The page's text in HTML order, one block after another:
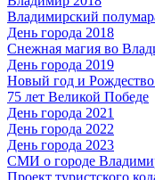
Владимирский
День города 2018
Снежная магия во
День города 2019
Новый год и
75 лет Великой Победе
День города 2021
День города 2022
День города 2023
СМИ о городе
Проект туристского